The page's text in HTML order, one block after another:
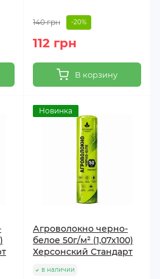
140 грн -20%
112 грн
В корзину
Новинка
Агроволокно черно-
белое 50г/м² (1,07х100)
Херсонский Стандарт
в наличии